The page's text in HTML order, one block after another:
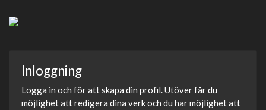
Inloggning
Logga in och för att skapa din profil. Utöver får du
möjlighet att redigera dina verk och du har möjlighet att